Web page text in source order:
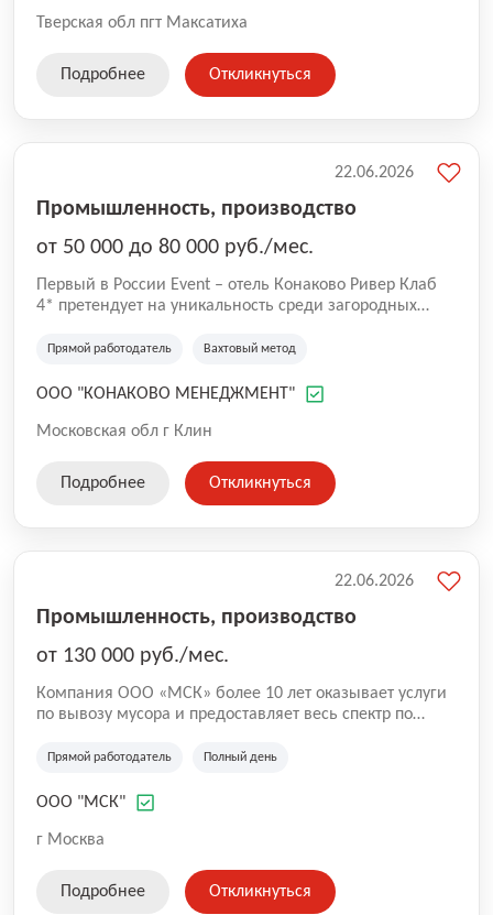
развитая инфраструктура и профессиональные услуги -
Тверская обл пгт Максатиха
Подробнее Откликнуться
Промышленность, производство
от 50 000 до 80 000 руб./мес.
Первый в России Event – отель Конаково Ривер Клаб
4* претендует на уникальность среди загородных
возможностях для всех видов отдыха: Преимущества: -
километровая береговая линия и большая вода - 5
развитая инфраструктура и профессиональные услуги -
Прямой работодатель Вахтовый метод
ООО "КОНАКОВО МЕНЕДЖМЕНТ"
Московская обл г Клин
22.06.2026
Подробнее Откликнуться
Промышленность, производство
от 130 000 руб./мес.
Компания ООО «МСК» более 10 лет оказывает услуги
по вывозу мусора и предоставляет весь спектр по
коммунальные отходы); - строительный мусор ; -
(крупногабаритный мусор); - вторсырье (стеклобой,
уборка и вывоз снега с погрузкой. Мы работаем в
включает более 100 единиц специализированной
техники: бункеровозы МАЗ, КАМАЗ; мультилифты.
Прямой работодатель Полный день
ООО "МСК"
г Москва
22.06.2026
Подробнее Откликнуться